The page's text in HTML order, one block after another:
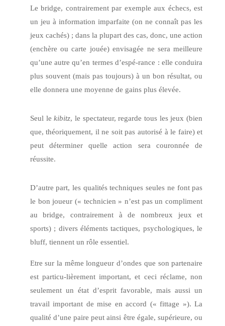
Le bridge, contrairement par exemple aux échecs, est
un jeu à information imparfaite (on ne connaît pas les
jeux cachés) ; dans la plupart des cas, donc, une action
(enchère ou carte jouée) envisagée ne sera meilleure
qu’une autre qu’en termes d’espé-rance : elle conduira
plus souvent (mais pas toujours) à un bon résultat, ou
elle donnera une moyenne de gains plus élevée.
Seul lekibitz, le spectateur, regarde tous les jeux (bien
que, théoriquement, il ne soit pas autorisé à le faire) et
peut déterminer quelle action sera couronnée de
réussite.
D’autre part, les qualités techniques seules ne font pas
le bon joueur (« technicien » n’est pas un compliment
au bridge, contrairement à de nombreux jeux et
sports) ; divers éléments tactiques, psychologiques, le
bluff, tiennent un rôle essentiel.
Etre sur la même longueur d’ondes que son partenaire
est particu-lièrement important, et ceci réclame, non
seulement un état d’esprit favorable, mais aussi un
travail important de mise en accord (« fittage »). La
qualité d’une paire peut ainsi être égale, supérieure, ou